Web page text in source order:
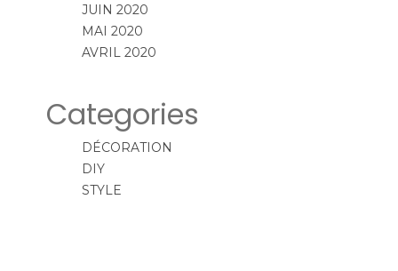
JUIN 2020
MAI 2020
AVRIL 2020
Categories
DÉCORATION
DIY
STYLE